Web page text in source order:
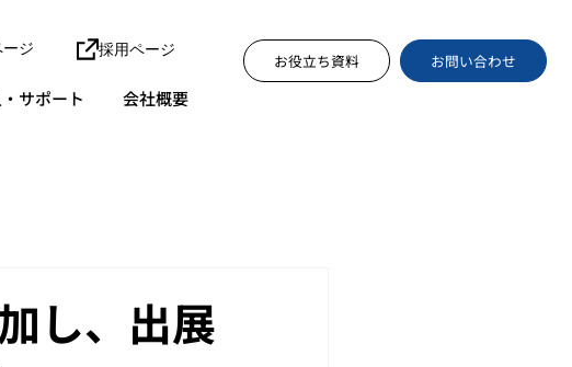
サポート 会社概要
ジ 採用ページ
お役立ち資料 お問い合わせ
し、出展